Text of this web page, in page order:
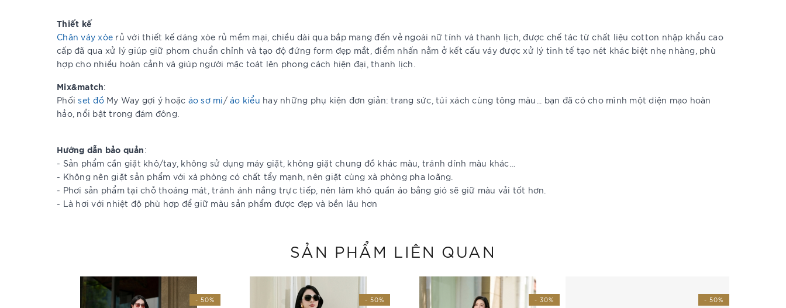
Thiết kế
Chân váy xòe rủ với thiết kế dáng xòe rủ mềm mại, chiều dài qua bắp mang đến vẻ ngoài nữ tính và thanh lịch, được chế tác từ chất liệu cotton nhập khẩu cao
cấp đã qua xử lý giúp giữ phom chuẩn chỉnh và tạo độ đứng form đẹp mắt, điểm nhấn nằm ở kết cấu váy được xử lý tinh tế tạo nét khác biệt nhẹ nhàng, phù
hợp cho nhiều hoàn cảnh và giúp người mặc toát lên phong cách hiện đại, thanh lịch.
Mix&match:
Phốiset đồMy Way gợi ý hoặc áo sơ mi/ áo kiểu hay những phụ kiện đơn giản: trang sức, túi xách cùng tông màu... bạn đã có cho mình một diện mạo hoàn
hảo, nổi bật trong đám đông.
Hướng dẫn bảo quản:
- Sản phẩm cần giặt khô/tay, không sử dụng máy giặt, không giặt chung đồ khác màu, tránh dính màu khác…
- Không nên giặt sản phẩm với xà phòng có chất tẩy mạnh, nên giặt cùng xà phòng pha loãng.
- Phơi sản phẩm tại chỗ thoáng mát, tránh ánh nắng trực tiếp, nên làm khô quần áo bằng gió sẽ giữ màu vải tốt hơn.
- Là hơi với nhiệt độ phù hợp để giữ màu sản phẩm được đẹp và bền lâu hơn
SẢN PHẨM LIÊN QUAN
- 50% - 50% - 30% - 50%